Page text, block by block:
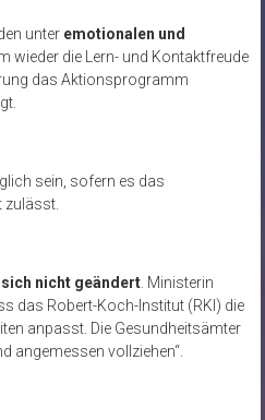
unter emotionalen und
wieder die Lern- und Kontaktfreude
das Aktionsprogramm
sein, sofern es das
zulässt.
sich nicht geändert. Ministerin
das Robert-Koch-Institut (RKI) die
anpasst. Die Gesundheitsämter
angemessen vollziehen“.